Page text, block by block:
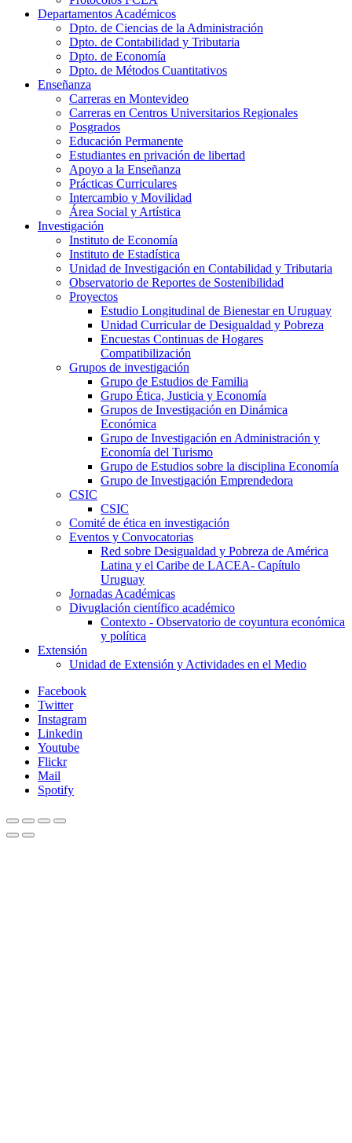
Departamentos Académicos
Dpto. de Ciencias de la Administración
Dpto. de Contabilidad y Tributaria
Dpto. de Economía
Dpto. de Métodos Cuantitativos
Enseñanza
Carreras en Montevideo
Carreras en Centros Universitarios Regionales
Posgrados
Educación Permanente
Estudiantes en privación de libertad
Apoyo a la Enseñanza
Prácticas Curriculares
Intercambio y Movilidad
Área Social y Artística
Investigación
Instituto de Economía
Instituto de Estadística
Unidad de Investigación en Contabilidad y Tributaria
Observatorio de Reportes de Sostenibilidad
Proyectos
Estudio Longitudinal de Bienestar en Uruguay
Unidad Curricular de Desigualdad y Pobreza
Encuestas Continuas de Hogares
Compatibilización
Grupos de investigación
Grupo de Estudios de Familia
Grupo Ética, Justicia y Economía
Grupos de Investigación en Dinámica
Económica
Grupo de Investigación en Administración y
Economía del Turismo
Grupo de Estudios sobre la disciplina Economía
Grupo de Investigación Emprendedora
CSIC
CSIC
Comité de ética en investigación
Eventos y Convocatorias
Red sobre Desigualdad y Pobreza de América
Latina y el Caribe de LACEA- Capítulo
Uruguay
Jornadas Académicas
Divuglación científico académico
Contexto - Observatorio de coyuntura económica
y política
Extensión
Unidad de Extensión y Actividades en el Medio
Facebook
Twitter
Instagram
Linkedin
Youtube
Flickr
Mail
Spotify